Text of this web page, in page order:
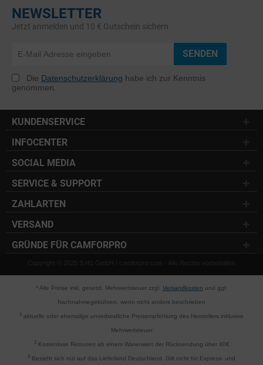
NEWSLETTER
Jetzt anmelden und 10 € Gutschein sichern
SENDEN
Die Datenschutzerklärung habe ich zur Kenntnis
genommen.
KUNDENSERVICE
INFOCENTER
SOCIAL MEDIA
SERVICE & SUPPORT
ZAHLARTEN
VERSAND
GRÜNDE FÜR CAMFORPRO
Copyright © 2025 S.H1 GmbH / camforpro.com - Alle Rechte vorbehalten
* Alle Preise inkl. gesetzl. Mehrwertsteuer zzgl. Versandkosten und ggf.
Nachnahmegebühren, wenn nicht anders beschrieben
1 aktuelle oder ehemalige unverbindliche Preisempfehlung des Herstellers inklusive
Mehrwertsteuer
2Kostenlose Retouren ab einem Warenwert der Rücksendung über 40€
3 Bezieht sich nur auf das Lieferland Deutschland. Gilt nicht für Express- und